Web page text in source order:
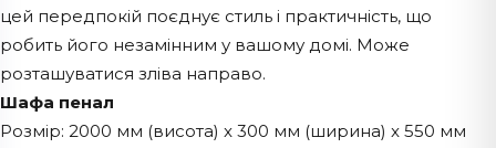
цей передпокій поєднує стиль і практичність, що
робить його незамінним у вашому домі. Може
розташуватися зліва направо.
Шафа пенал
Розмір: 2000 мм (висота) x 300 мм (ширина) x 550 мм